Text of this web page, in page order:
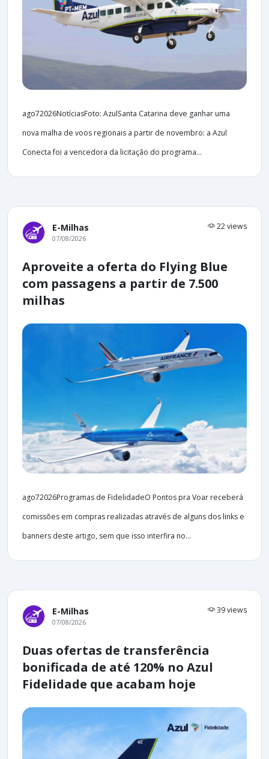
ago72026NotíciasFoto: AzulSanta Catarina deve ganhar uma
nova malha de voos regionais a partir de novembro: a Azul
Conecta foi a vencedora da licitação do programa...
E-Milhas 22 views
07/08/2026
Aproveite a oferta do Flying Blue
com passagens a partir de 7.500
milhas
ago72026Programas de FidelidadeO Pontos pra Voar receberá
comissões em compras realizadas através de alguns dos links e
banners deste artigo, sem que isso interfira no...
E-Milhas 39 views
07/08/2026
Duas ofertas de transferência
bonificada de até 120% no Azul
Fidelidade que acabam hoje